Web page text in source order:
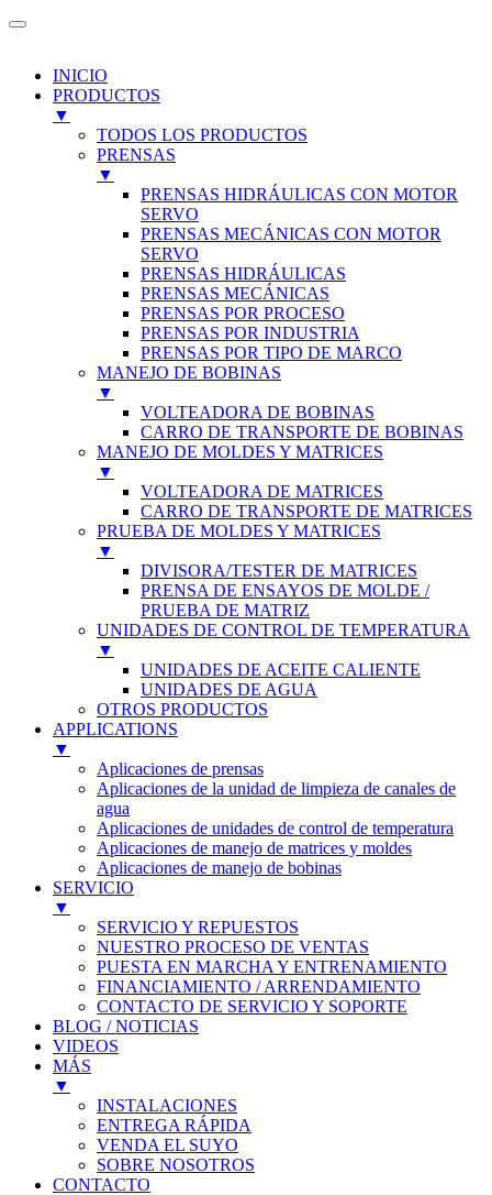
INICIO
PRODUCTOS
▼
TODOS LOS PRODUCTOS
PRENSAS
▼
PRENSAS HIDRÁULICAS CON MOTOR
SERVO
PRENSAS MECÁNICAS CON MOTOR
SERVO
PRENSAS HIDRÁULICAS
PRENSAS MECÁNICAS
PRENSAS POR PROCESO
PRENSAS POR INDUSTRIA
PRENSAS POR TIPO DE MARCO
MANEJO DE BOBINAS
▼
VOLTEADORA DE BOBINAS
CARRO DE TRANSPORTE DE BOBINAS
MANEJO DE MOLDES Y MATRICES
▼
VOLTEADORA DE MATRICES
CARRO DE TRANSPORTE DE MATRICES
PRUEBA DE MOLDES Y MATRICES
▼
DIVISORA/TESTER DE MATRICES
PRENSA DE ENSAYOS DE MOLDE /
PRUEBA DE MATRIZ
UNIDADES DE CONTROL DE TEMPERATURA
▼
UNIDADES DE ACEITE CALIENTE
UNIDADES DE AGUA
OTROS PRODUCTOS
APPLICATIONS
▼
Aplicaciones de prensas
Aplicaciones de la unidad de limpieza de canales de
agua
Aplicaciones de unidades de control de temperatura
Aplicaciones de manejo de matrices y moldes
Aplicaciones de manejo de bobinas
SERVICIO
▼
SERVICIO Y REPUESTOS
NUESTRO PROCESO DE VENTAS
PUESTA EN MARCHA Y ENTRENAMIENTO
FINANCIAMIENTO / ARRENDAMIENTO
CONTACTO DE SERVICIO Y SOPORTE
BLOG / NOTICIAS
VIDEOS
MÁS
▼
INSTALACIONES
ENTREGA RÁPIDA
VENDA EL SUYO
SOBRE NOSOTROS
CONTACTO